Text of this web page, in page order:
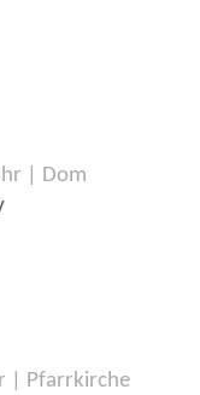
| Dom
| Pfarrkirche